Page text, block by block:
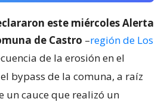
este miércoles Alerta
de Castro –región de Los
de la erosión en el
bypass de la comuna, a raíz
un cauce que realizó un